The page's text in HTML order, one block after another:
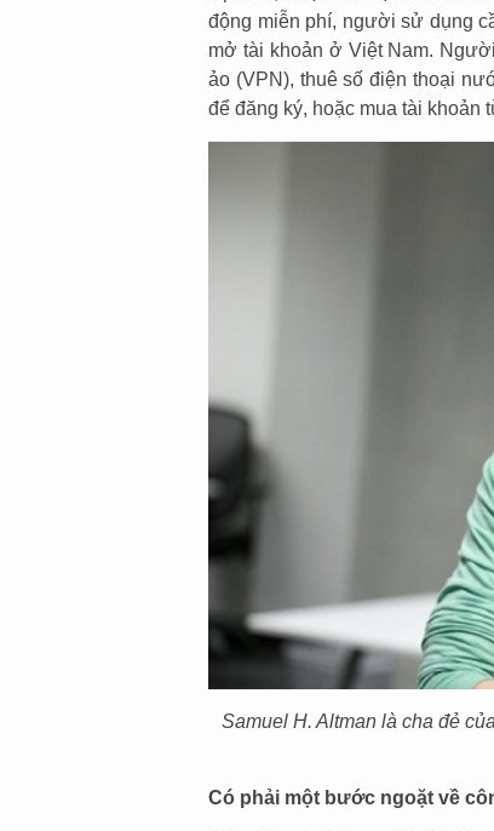
động miễn phí, người sử dụng
mở tài khoản ở Việt Nam.
ảo (VPN), thuê số điện thoại
để đăng ký, hoặc mua tài khoản
Samuel H. Altman là cha đẻ
Có phải một bước ngoặt về